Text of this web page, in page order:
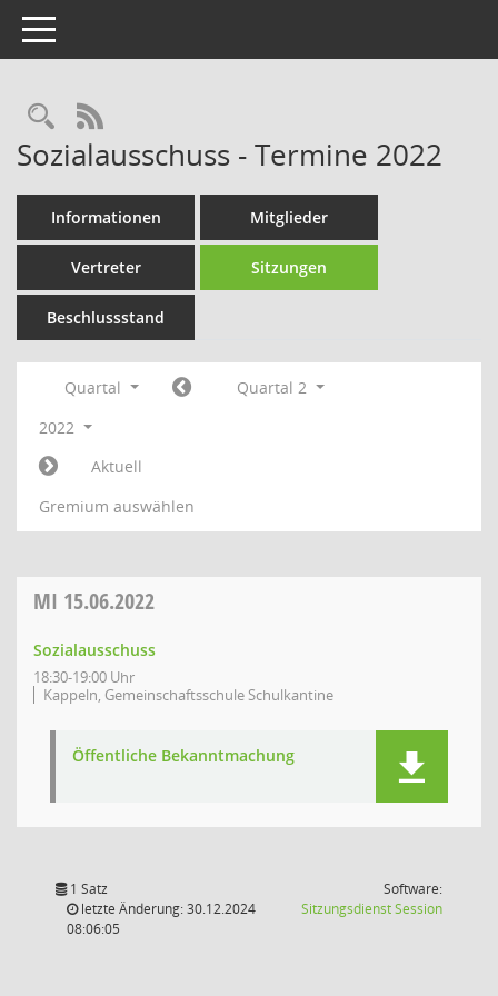
Toggle navigation
Rechercheauswahl
RSS-Feed
Sozialausschuss - Termine 2022
Informationen Mitglieder
Vertreter Sitzungen
Beschlussstand
Quartal
Quartal 2
2022
Aktuell
Gremium auswählen
MI 15.06.2022
Sozialausschuss
18:30-19:00 Uhr
Kappeln, Gemeinschaftsschule Schulkantine
Öffentliche Bekanntmachung
1 Satz
letzte Änderung: 30.12.2024
08:06:05
Software:
SitzungsdienstSession(Wird in